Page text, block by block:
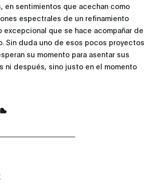
en sentimientos que acechan como
espectrales de un refinamiento
excepcional que se hace acompañar de
Sin duda uno de esos pocos proyectos
su momento para asentar sus
ni después, sino justo en el momento